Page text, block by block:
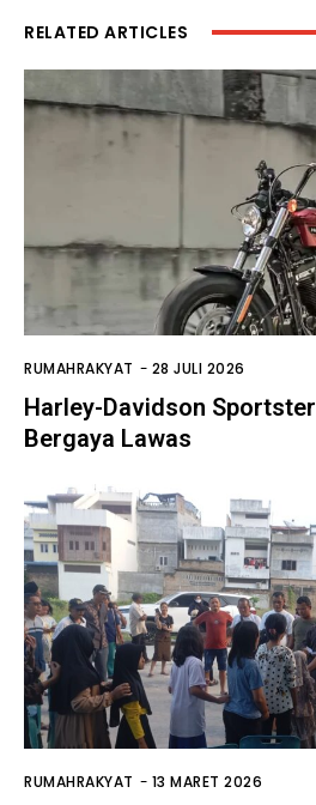
RELATED ARTICLES
RUMAHRAKYAT - 28 JULI 2026
Harley-Davidson Sportster
Bergaya Lawas
RUMAHRAKYAT - 13 MARET 2026